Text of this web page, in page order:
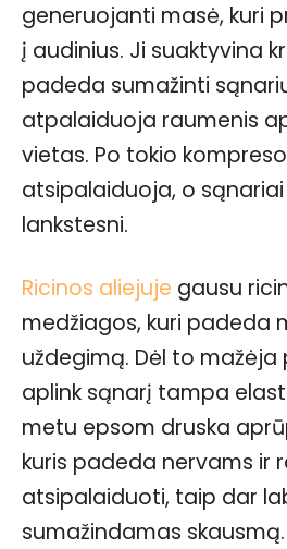
generuojanti masė, kuri
į audinius. Ji suaktyvina
padeda sumažinti
atpalaiduoja raumenis
vietas. Po tokio
atsipalaiduoja, o
lankstesni.
Ricinos aliejuje gausu
medžiagos, kuri padeda
uždegimą. Dėl to
aplink sąnarį tampa
metu epsom druska
kuris padeda nervams ir
atsipalaiduoti, taip dar
sumažindamas skausmą.